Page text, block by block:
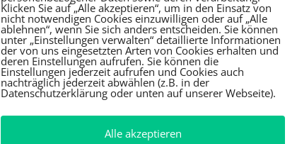
Klicken Sie auf „Alle akzeptieren“, um in den Einsatz von
nicht notwendigen Cookies einzuwilligen oder auf „Alle
ablehnen“, wenn Sie sich anders entscheiden. Sie können
unter „Einstellungen verwalten“ detaillierte Informationen
der von uns eingesetzten Arten von Cookies erhalten und
deren Einstellungen aufrufen. Sie können die
Einstellungen jederzeit aufrufen und Cookies auch
nachträglich jederzeit abwählen (z.B. in der
Datenschutzerklärung oder unten auf unserer Webseite).
Alle akzeptieren